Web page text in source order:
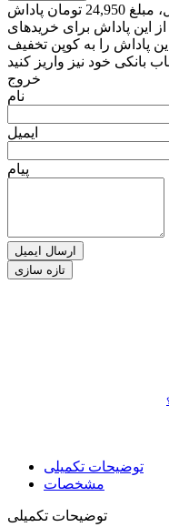
در صورت خرید 1 عدد از این محصول، مبلغ 24,950 تومان پاداش
این پاداش برای خریدهای
پاداش را به کوپن تخفیف
خروج
نام
ایمیل
پیام
ارسال ایمیل
توضیحات تکمیلی
مشخصات
توضیحات تکمیلی